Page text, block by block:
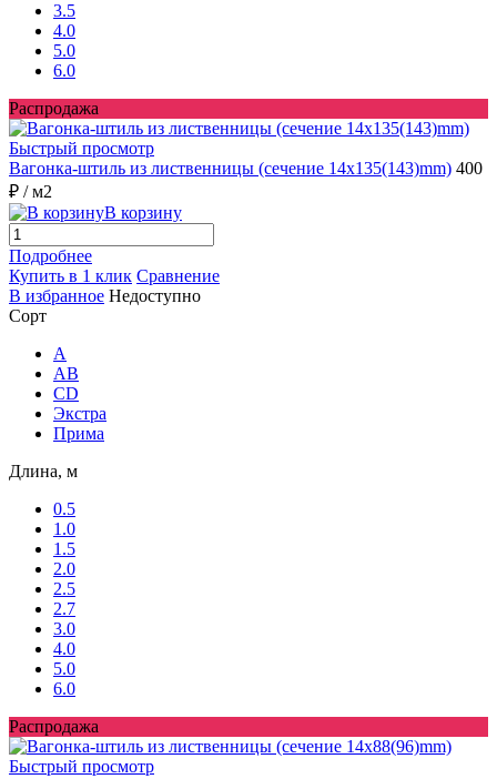
3.5
4.0
5.0
6.0
Распродажа
Быстрый просмотр
Вагонка-штиль из лиственницы (сечение 14x135(143)mm) 400
₽ / м2
В корзину
Подробнее
Купить в 1 клик Сравнение
В избранное Недоступно
Сорт
A
AB
CD
Экстра
Прима
Длина, м
0.5
1.0
1.5
2.0
2.5
2.7
3.0
4.0
5.0
6.0
Распродажа
Быстрый просмотр